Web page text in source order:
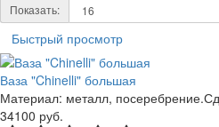
Показать:
Быстрый просмотр
Ваза "Chinelli" большая
Материал: металл,
34100 руб.